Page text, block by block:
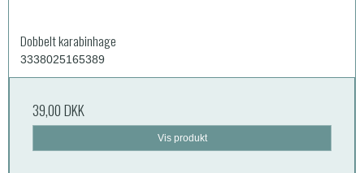
Dobbelt karabinhage
3338025165389
39,00 DKK
Vis produkt